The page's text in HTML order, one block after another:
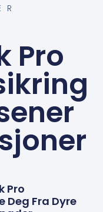
Pro
Pro
Deg Fra Dyre